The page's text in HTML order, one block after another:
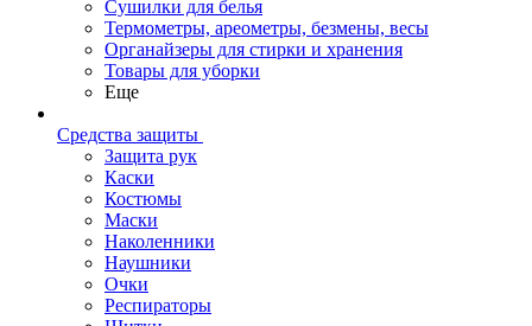
Сушилки для белья
Термометры, ареометры, безмены, весы
Органайзеры для стирки и хранения
Товары для уборки
Еще
Средства защиты
Защита рук
Каски
Костюмы
Маски
Наколенники
Наушники
Очки
Респираторы